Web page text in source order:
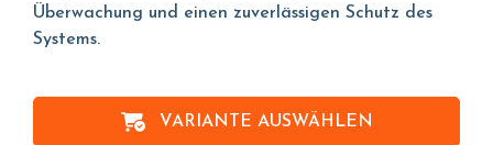
Überwachung und einen zuverlässigen Schutz des
Systems.
VARIANTE AUSWÄHLEN